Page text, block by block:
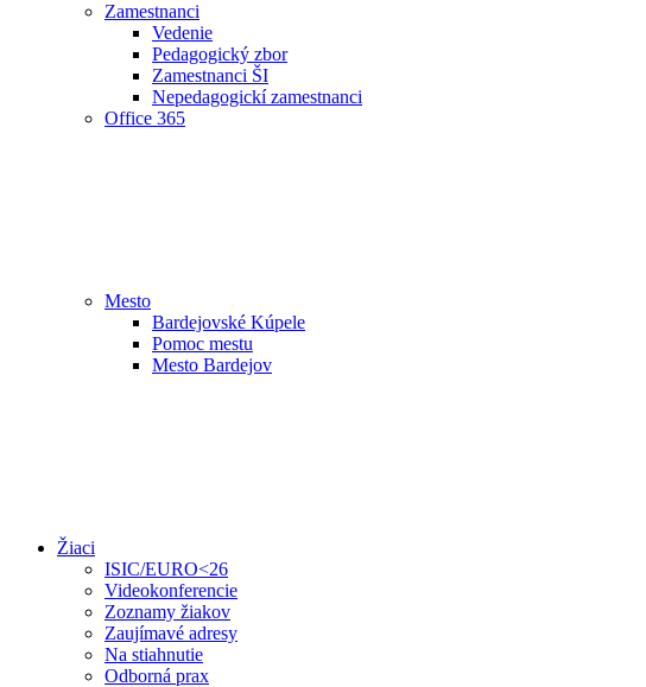
Zamestnanci
Vedenie
Pedagogický zbor
Zamestnanci ŠI
Nepedagogickí zamestnanci
Office 365
Mesto
Bardejovské Kúpele
Pomoc mestu
Mesto Bardejov
Žiaci
ISIC/EURO<26
Videokonferencie
Zoznamy žiakov
Zaujímavé adresy
Na stiahnutie
Odborná prax